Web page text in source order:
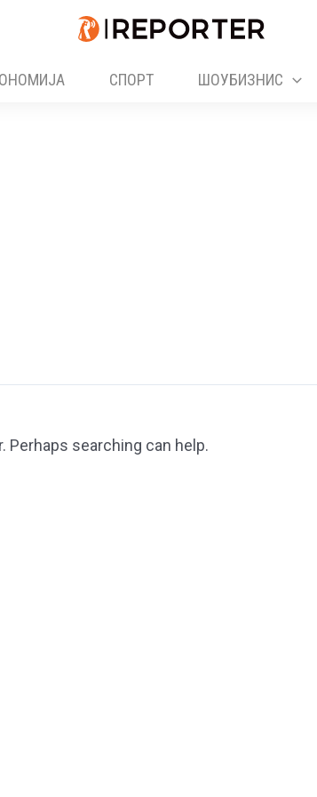
СПОРТ ШОУБИЗНИС
Perhaps searching can help.